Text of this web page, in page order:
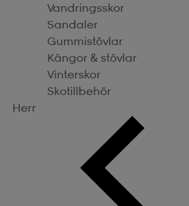
Vandringsskor
Sandaler
Gummistövlar
Kängor & stövlar
Vinterskor
Skotillbehör
Herr